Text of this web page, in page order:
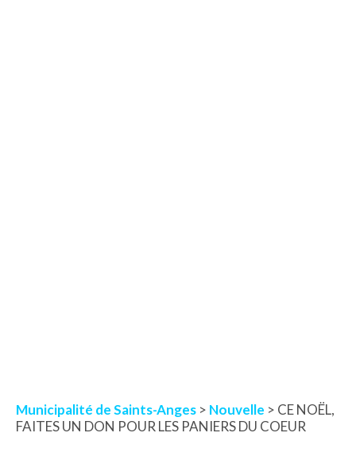
Municipalité de Saints-Anges > Nouvelle > CE NOËL,
FAITES UN DON POUR LES PANIERS DU COEUR